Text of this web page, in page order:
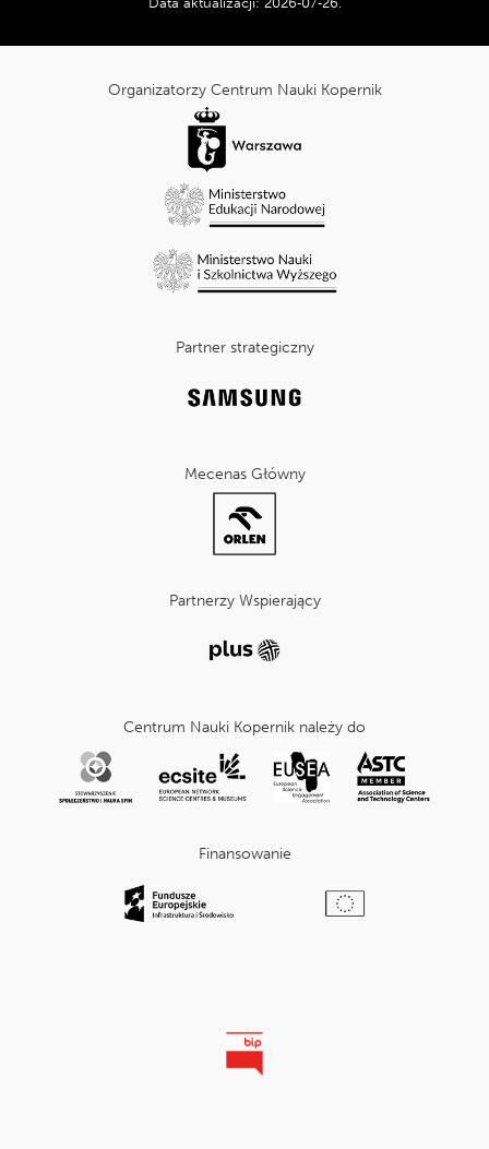
Tripadvisor:
Organizatorzy Centrum Nauki Kopernik
Partner strategiczny
Mecenas Główny
Partnerzy Wspierający
Centrum Nauki Kopernik należy do
Finansowanie